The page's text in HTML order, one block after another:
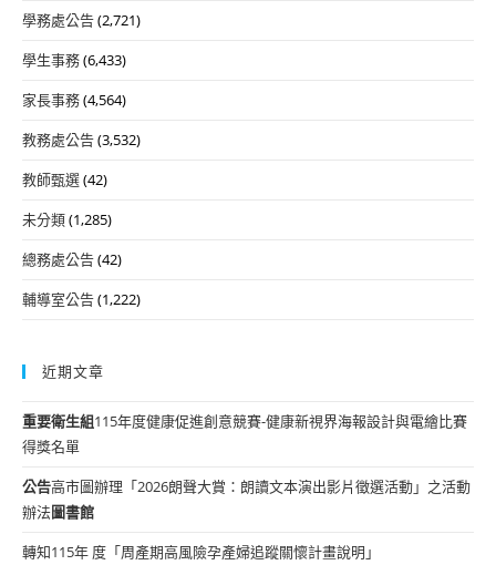
學務處公告(2,721)
學生事務(6,433)
家長事務(4,564)
教務處公告(3,532)
教師甄選(42)
未分類(1,285)
總務處公告(42)
輔導室公告(1,222)
近期文章
重要衛生組115年度健康促進創意競賽-健康新視界海報設計與電繪比賽
得獎名單
公告高市圖辦理「2026朗聲大賞：朗讀文本演出影片徵選活動」之活動
辦法圖書館
轉知115年 度「周產期高風險孕產婦追蹤關懷計畫說明」